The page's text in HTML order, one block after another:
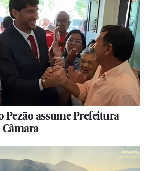
Pezão assume Prefeitura